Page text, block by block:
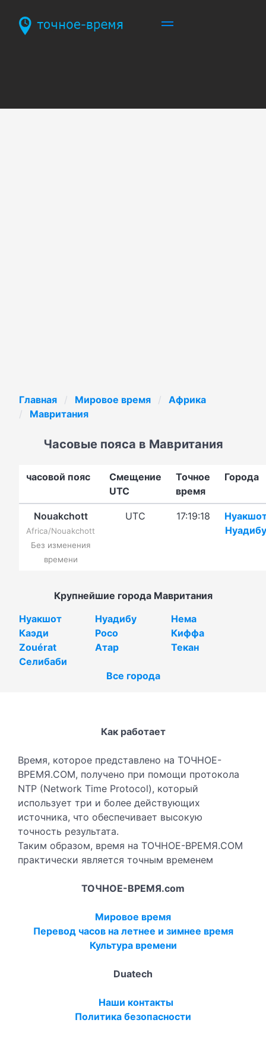
Главная Мировое время
Африка
Мавритания
Часовые пояса в Мавритания
часовой пояс
Смещение
UTC
Точное
время
Города
Nouakchott
Africa/Nouakchott
Без изменения
времени
UTC 17:19:18
Нуадибу
Крупнейшие города Мавритания
Нуакшот
Нуадибу
Нема
Каэди
Росо
Киффа
Zouérat
Атар
Текан
Селибаби
Все города
Как работает
Время, которое представлено на ТОЧНОЕ-
ВРЕМЯ.COM, получено при помощи протокола
NTP (Network Time Protocol), который
использует три и более действующих
источника, что обеспечивает высокую
точность результата.
Таким образом, время на ТОЧНОЕ-ВРЕМЯ.COM
практически является точным временем
ТОЧНОЕ-ВРЕМЯ.com
Мировое время
Перевод часов на летнее и зимнее время
Культура времени
Duatech
Наши контакты
Политика безопасности